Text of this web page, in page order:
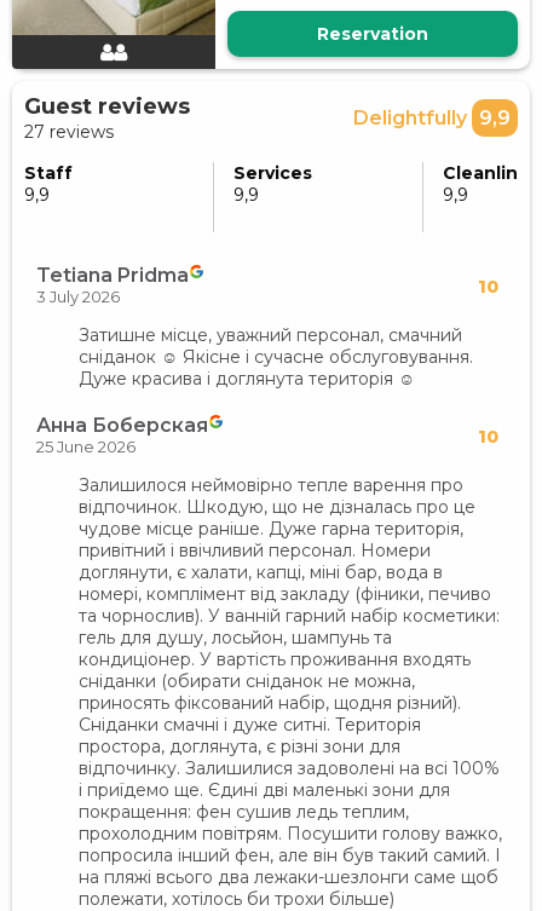
Reservation
Guest reviews
27 reviews
Delightfully 9,9
Staff
9,9
Services
9,9
9,9
Tetiana Pridma 10
3 July 2026
Затишне місце, уважний персонал, смачний
сніданок ☺️ Якісне і сучасне обслуговування.
Дуже красива і доглянута територія ☺️
Анна Боберская 10
25 June 2026
Залишилося неймовірно тепле варення про
відпочинок. Шкодую, що не дізналась про це
чудове місце раніше. Дуже гарна територія,
привітний і ввічливий персонал. Номери
доглянути, є халати, капці, міні бар, вода в
номері, комплімент від закладу (фіники, печиво
та чорнослив). У ванній гарний набір косметики:
гель для душу, лосьйон, шампунь та
кондиціонер. У вартість проживання входять
сніданки (обирати сніданок не можна,
приносять фіксований набір, щодня різний).
Сніданки смачні і дуже ситні. Територія
простора, доглянута, є різні зони для
відпочинку. Залишилися задоволені на всі 100%
і приїдемо ще. Єдині дві маленькі зони для
покращення: фен сушив ледь теплим,
прохолодним повітрям. Посушити голову важко,
попросила інший фен, але він був такий самий. І
на пляжі всього два лежаки-шезлонги саме щоб
полежати, хотілось би трохи більше)